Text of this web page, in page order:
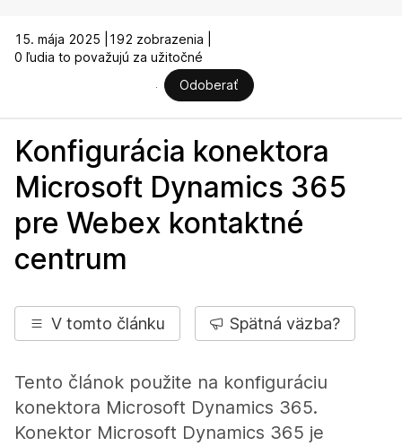
15. mája 2025 |
192 zobrazenia |
0 ľudia to považujú za užitočné
Odoberať
Konfigurácia konektora
Microsoft Dynamics 365
pre Webex kontaktné
centrum
V tomto článku Spätná väzba?
Tento článok použite na konfiguráciu
konektora Microsoft Dynamics 365.
Konektor Microsoft Dynamics 365 je